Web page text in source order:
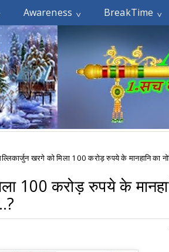
Awareness BreakTime
खरगे को मिला 100 करोड़ रुपये के मानहानि का
100 करोड़ रुपये के